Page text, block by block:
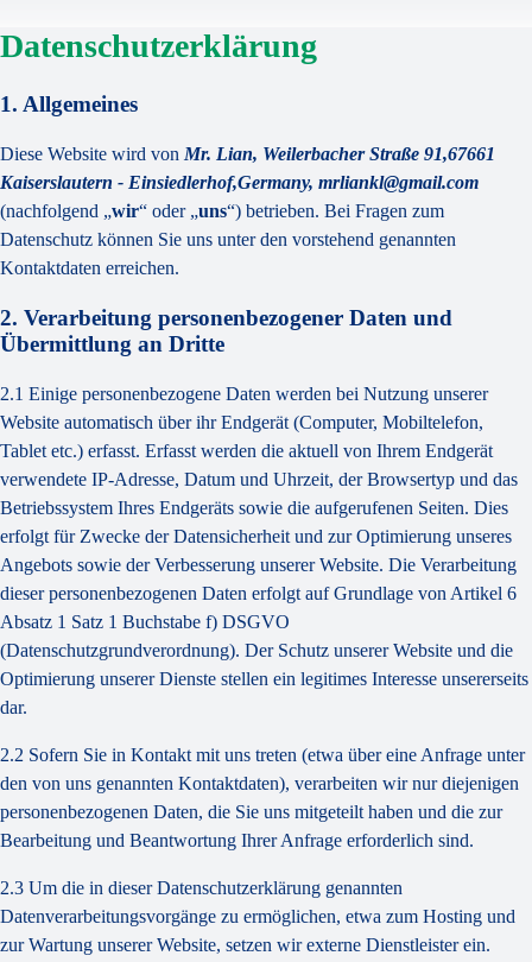
Datenschutzerklärung
1. Allgemeines
Diese Website wird von Mr. Lian, Weilerbacher Straße 91,67661
Kaiserslautern - Einsiedlerhof,Germany, mrliankl@gmail.com
(nachfolgend „wir“ oder „uns“) betrieben. Bei Fragen zum
Datenschutz können Sie uns unter den vorstehend genannten
Kontaktdaten erreichen.
2. Verarbeitung personenbezogener Daten und
Übermittlung an Dritte
2.1 Einige personenbezogene Daten werden bei Nutzung unserer
Website automatisch über ihr Endgerät (Computer, Mobiltelefon,
Tablet etc.) erfasst. Erfasst werden die aktuell von Ihrem Endgerät
verwendete IP-Adresse, Datum und Uhrzeit, der Browsertyp und das
Betriebssystem Ihres Endgeräts sowie die aufgerufenen Seiten. Dies
erfolgt für Zwecke der Datensicherheit und zur Optimierung unseres
Angebots sowie der Verbesserung unserer Website. Die Verarbeitung
dieser personenbezogenen Daten erfolgt auf Grundlage von Artikel 6
Absatz 1 Satz 1 Buchstabe f) DSGVO
(Datenschutzgrundverordnung). Der Schutz unserer Website und die
Optimierung unserer Dienste stellen ein legitimes Interesse unsererseits
dar.
2.2 Sofern Sie in Kontakt mit uns treten (etwa über eine Anfrage unter
den von uns genannten Kontaktdaten), verarbeiten wir nur diejenigen
personenbezogenen Daten, die Sie uns mitgeteilt haben und die zur
Bearbeitung und Beantwortung Ihrer Anfrage erforderlich sind.
2.3 Um die in dieser Datenschutzerklärung genannten
Datenverarbeitungsvorgänge zu ermöglichen, etwa zum Hosting und
zur Wartung unserer Website, setzen wir externe Dienstleister ein.